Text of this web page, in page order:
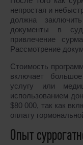
непростая и
должна
документы в
привлечение
Рассмотрение
Стоимость
включает
услугу или
использованием
$80 000, так как
оплату
Опыт